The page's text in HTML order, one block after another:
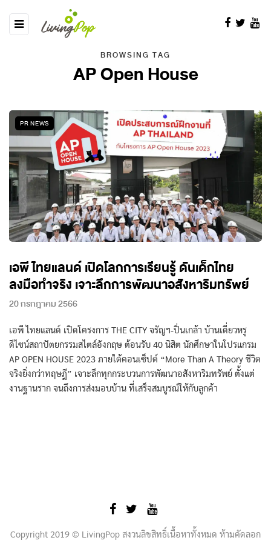
BROWSING TAG
AP Open House
PR NEWS
เอพี ไทยแลนด์ เปิดโลกการเรียนรู้ ดันเด็กไทย
ลงมือทำจริง เจาะลึกการพัฒนาอสังหาริมทรัพย์
20 กรกฎาคม 2566
เอพี ไทยแลนด์ เปิดโครงการ THE CITY จรัญฯ-ปิ่นเกล้า บ้านเดี่ยวหรู
ดีไซน์สถาปัตยกรรมสไตล์อังกฤษ ต้อนรับ 40 นิสิต นักศึกษาในโปรแกรม
AP OPEN HOUSE 2023 ภายใต้คอนเซ็ปต์ “More Than A Theory ชีวิต
จริงยิ่งกว่าทฤษฎี” เจาะลึกทุกกระบวนการพัฒนาอสังหาริมทรัพย์ ตั้งแต่
งานฐานราก จนถึงการส่งมอบบ้าน ที่เสร็จสมบูรณ์ให้กับลูกค้า
Copyright 2019 © LivingPop สงวนลิขสิทธิ์เนื้อหาทั้งหมด ห้ามคัดลอก